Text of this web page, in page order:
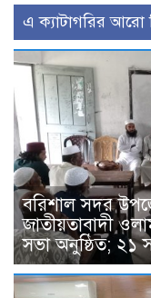
এ ক্যাটাগরির আরো
বরিশাল সদর
জাতীয়তাবাদী
সভা অনুষ্ঠিত; ২১